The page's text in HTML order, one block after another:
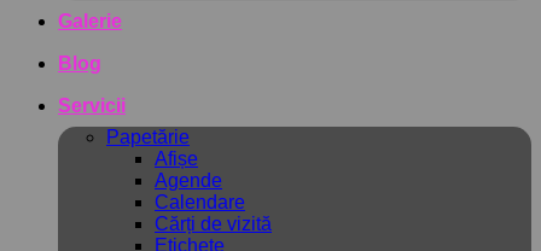
Galerie
Blog
Servicii
Papetărie
Afișe
Agende
Calendare
Cărți de vizită
Etichete